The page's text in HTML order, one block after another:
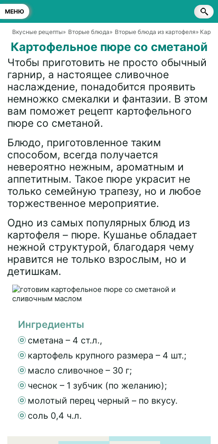
МЕНЮ
Вкусные рецепты» Вторые блюда» Вторые блюда из картофеля»
Картофельное пюре со сметаной
Чтобы приготовить не просто обычный
гарнир, а настоящее сливочное
наслаждение, понадобится проявить
немножко смекалки и фантазии. В этом
вам поможет рецепт картофельного
пюре со сметаной.
Блюдо, приготовленное таким
способом, всегда получается
невероятно нежным, ароматным и
аппетитным. Такое пюре украсит не
только семейную трапезу, но и любое
торжественное мероприятие.
Одно из самых популярных блюд из
картофеля – пюре. Кушанье обладает
нежной структурой, благодаря чему
нравится не только взрослым, но и
детишкам.
Ингредиенты
сметана – 4 ст.л.,
картофель крупного размера – 4 шт.;
масло сливочное – 30 г;
чеснок – 1 зубчик (по желанию);
молотый перец черный – по вкусу.
соль 0,4 ч.л.